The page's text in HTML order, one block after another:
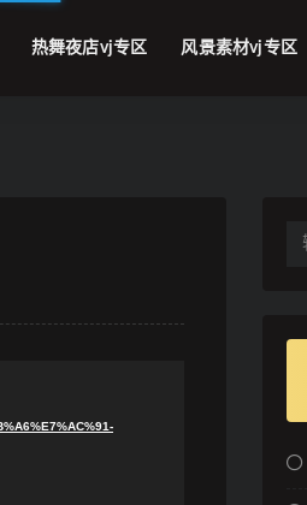
热舞夜店vj专区 风景素材vj专区